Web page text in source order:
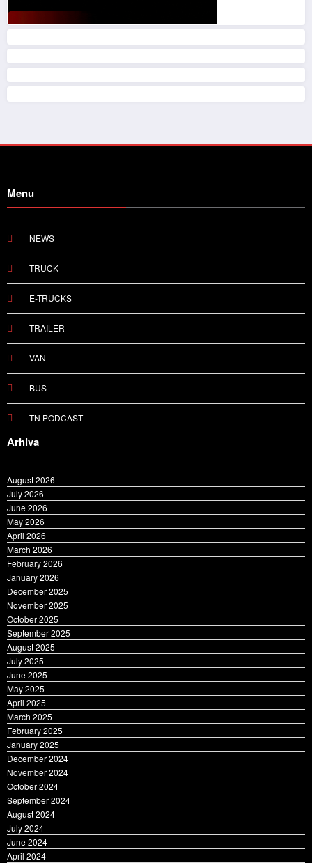
Menu
NEWS
TRUCK
E-TRUCKS
TRAILER
VAN
BUS
TN PODCAST
Arhiva
August 2026
July 2026
June 2026
May 2026
April 2026
March 2026
February 2026
January 2026
December 2025
November 2025
October 2025
September 2025
August 2025
July 2025
June 2025
May 2025
April 2025
March 2025
February 2025
January 2025
December 2024
November 2024
October 2024
September 2024
August 2024
July 2024
June 2024
April 2024